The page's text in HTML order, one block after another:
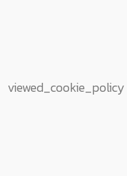
viewed_cookie_policy